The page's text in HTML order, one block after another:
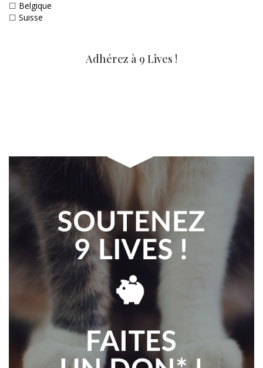
☐ Belgique
☐ Suisse
Adhérez à 9 Lives !